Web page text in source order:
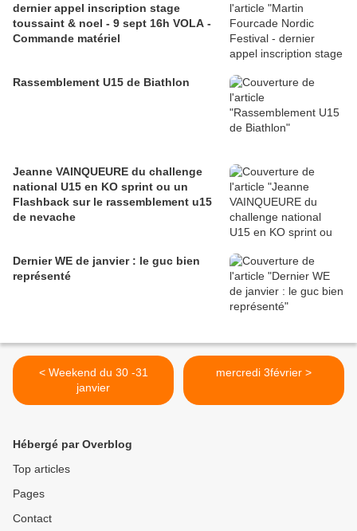
dernier appel inscription stage
toussaint & noel - 9 sept 16h VOLA -
Commande matériel
Rassemblement U15 de Biathlon
Jeanne VAINQUEURE du challenge
national U15 en KO sprint ou un
Flashback sur le rassemblement u15
de nevache
Dernier WE de janvier : le guc bien
représenté
< Weekend du 30 -31
janvier
mercredi 3février >
Hébergé par Overblog
Top articles
Pages
Contact